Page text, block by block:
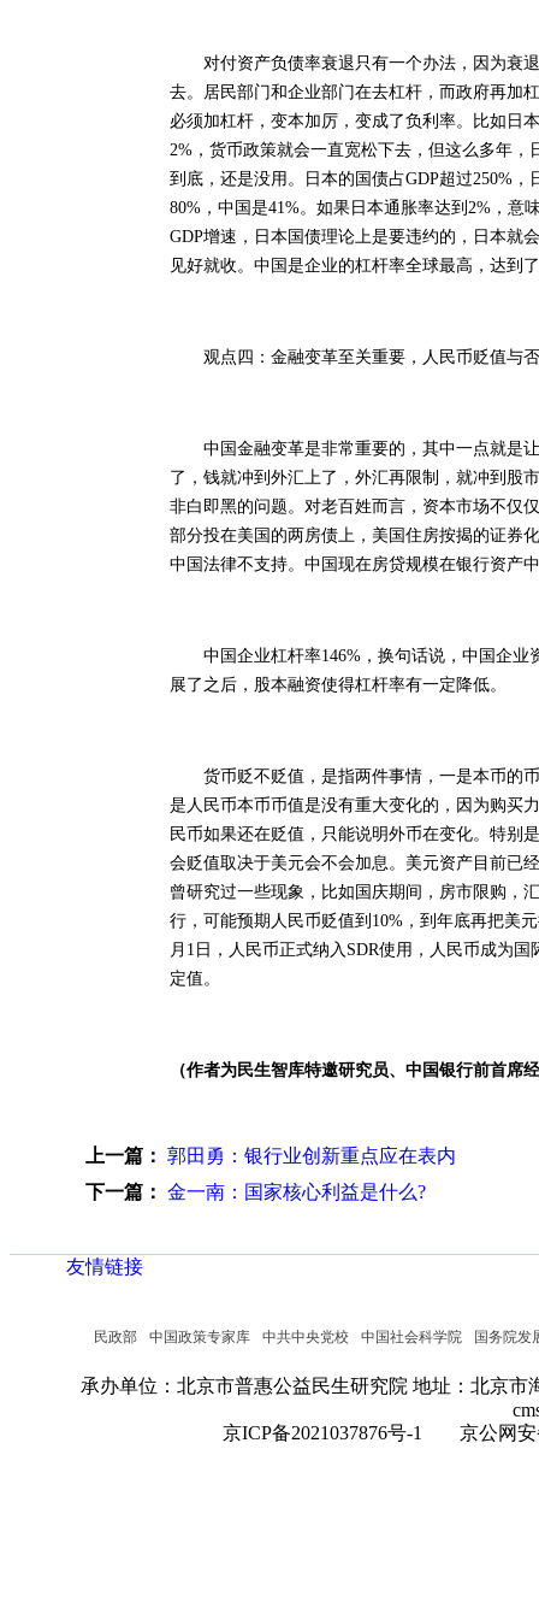
对付资产负债率衰退只有一个办法，因为衰退
去。居民部门和企业部门在去杠杆，而政府再加
必须加杠杆，变本加厉，变成了负利率。比如日
2%，货币政策就会一直宽松下去，但这么多年
到底，还是没用。日本的国债占GDP超过250%
80%，中国是41%。如果日本通胀率达到2%，意
GDP增速，日本国债理论上是要违约的，日本就
见好就收。中国是企业的杠杆率全球最高，达到
观点四：金融变革至关重要，人民币贬值与
中国金融变革是非常重要的，其中一点就是让
了，钱就冲到外汇上了，外汇再限制，就冲到股
非白即黑的问题。对老百姓而言，资本市场不仅
部分投在美国的两房债上，美国住房按揭的证券
中国法律不支持。中国现在房贷规模在银行资产
中国企业杠杆率146%，换句话说，中国企业
展了之后，股本融资使得杠杆率有一定降低。
货币贬不贬值，是指两件事情，一是本币的币
是人民币本币币值是没有重大变化的，因为购买
民币如果还在贬值，只能说明外币在变化。特别
会贬值取决于美元会不会加息。美元资产目前已
曾研究过一些现象，比如国庆期间，房市限购，
行，可能预期人民币贬值到10%，到年底再把美
月1日，人民币正式纳入SDR使用，人民币成为
定值。
（作者为民生智库特邀研究员、中国银行前首席
上一篇： 郭田勇：银行业创新重点应在表内
下一篇： 金一南：国家核心利益是什么?
友情链接
民政部 中国政策专家库 中共中央党校 中国社会科学院 国务院发
承办单位：北京市普惠公益民生研究院 地址：北京市
京ICP备2021037876号-1
京公网安